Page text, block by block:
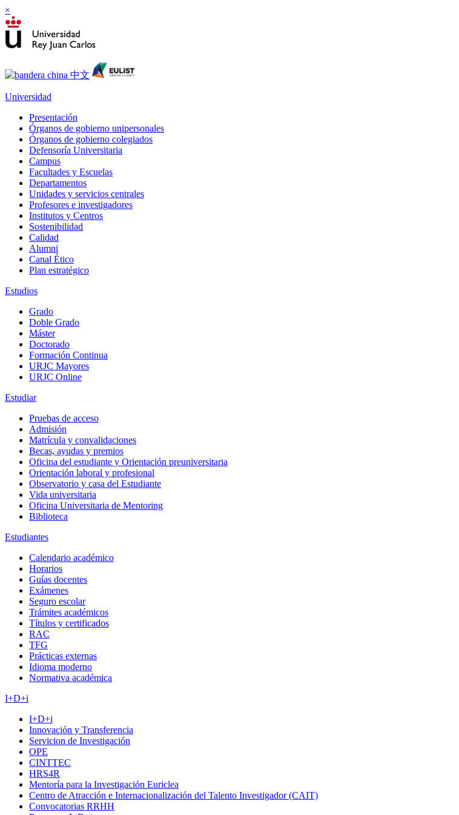
×
Universidad
Presentación
Órganos de gobierno unipersonales
Órganos de gobierno colegiados
Defensoría Universitaria
Campus
Facultades y Escuelas
Departamentos
Unidades y servicios centrales
Profesores e investigadores
Institutos y Centros
Sostenibilidad
Calidad
Alumni
Canal Ético
Plan estratégico
Estudios
Grado
Doble Grado
Máster
Doctorado
Formación Continua
URJC Mayores
URJC Online
Estudiar
Pruebas de acceso
Admisión
Matrícula y convalidaciones
Becas, ayudas y premios
Oficina del estudiante y Orientación preuniversitaria
Orientación laboral y profesional
Observatorio y casa del Estudiante
Vida universitaria
Oficina Universitaria de Mentoring
Biblioteca
Estudiantes
Calendario académico
Horarios
Guías docentes
Exámenes
Seguro escolar
Trámites académicos
Títulos y certificados
RAC
TFG
Prácticas externas
Idioma moderno
Normativa académica
I+D+i
I+D+i
Innovación y Transferencia
Servicion de Investigación
OPE
CINTTEC
HRS4R
Mentoría para la Investigación Euriclea
Centro de Atracción e Internacionalización del Talento Investigador (CAIT)
Convocatorias RRHH